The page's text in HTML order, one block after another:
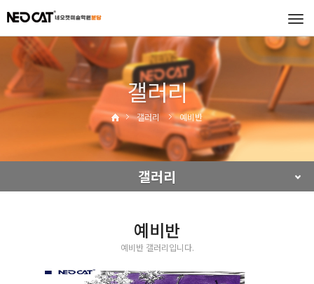
갤러리
갤러리 예비반
갤러리
예비반
예비반 갤러리입니다.